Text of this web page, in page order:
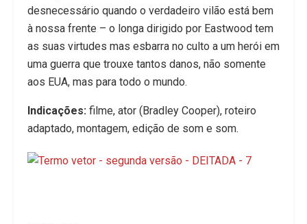
desnecessário quando o verdadeiro vilão está bem
à nossa frente – o longa dirigido por Eastwood tem
as suas virtudes mas esbarra no culto a um herói em
uma guerra que trouxe tantos danos, não somente
aos EUA, mas para todo o mundo.
Indicações: filme, ator (Bradley Cooper), roteiro
adaptado, montagem, edição de som e som.